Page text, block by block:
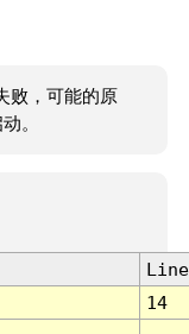
败，可能的原
。
Line
14